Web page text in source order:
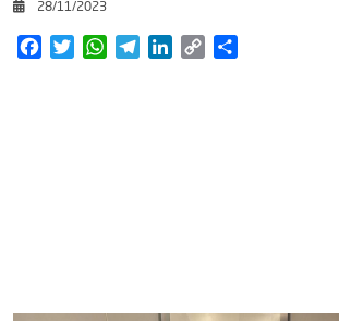
28/11/2023
FacebookTwitterWhatsAppTelegramLinkedIn
Copy